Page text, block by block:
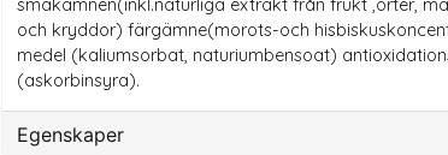
smakämnen(inkl.naturliga extrakt från frukt ,örter,
och kryddor) färgämne(morots-och
medel (kaliumsorbat, naturiumbensoat)
(askorbinsyra).
Egenskaper